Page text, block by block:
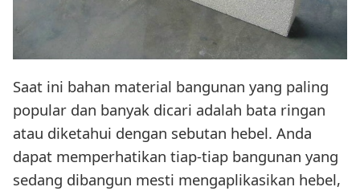
Saat ini bahan material bangunan yang paling
popular dan banyak dicari adalah bata ringan
atau diketahui dengan sebutan hebel. Anda
dapat memperhatikan tiap-tiap bangunan yang
sedang dibangun mesti mengaplikasikan hebel,